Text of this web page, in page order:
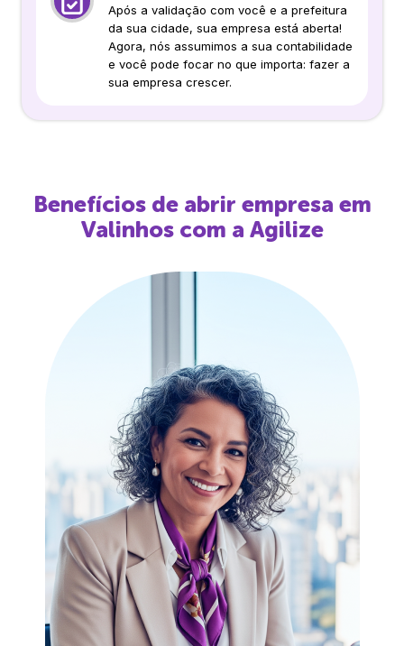
Após a validação com você e a prefeitura
da sua cidade, sua empresa está aberta!
Agora, nós assumimos a sua contabilidade
e você pode focar no que importa: fazer a
sua empresa crescer.
Benefícios de abrir empresa em
Valinhoscom a Agilize